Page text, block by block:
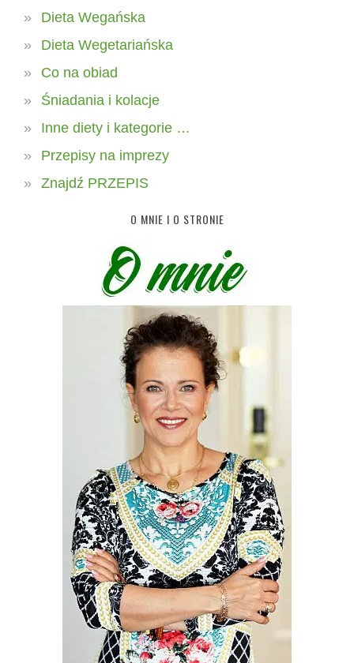
Dieta Wegańska
Dieta Wegetariańska
Co na obiad
Śniadania i kolacje
Inne diety i kategorie …
Przepisy na imprezy
Znajdź PRZEPIS
O MNIE I O STRONIE